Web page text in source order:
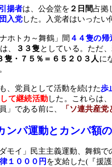
揚者は、公会堂を ２日間占拠
入党した。入党者はいった
ホトカ～舞鶴」 間 ４４隻の
、
３３隻 としている。ただ
隻・７５％＝６５２０３人 に
、党員として活動を続けた歩
て継続活動した。これらは
」である前に、
「ソ連共産
ンパ運動とカンパ額
モイ」民主主義運動、舞鶴で
１０００円 を支給した( 『援